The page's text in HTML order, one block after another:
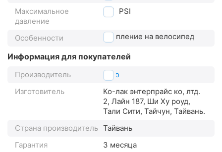
Максимальное
давление
120 PSI
Особенности крепление на велосипед
Информация для покупателей
Производитель
Giyo
Изготовитель
Ко-лак энтерпрайс ко, лтд.
2, Лайн 187, Ши Ху роуд,
Тали Сити, Тайчун, Тайвань.
Страна производитель Тайвань
Гарантия
3 месяца